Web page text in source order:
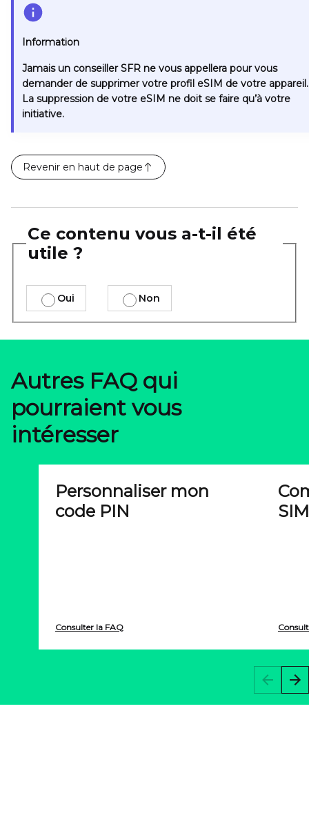
Information
Jamais un conseiller SFR ne vous appellera pour vous
demander de supprimer votre profil eSIM de votre appareil.
La suppression de votre eSIM ne doit se faire qu’à votre
initiative.
Revenir en haut de page
Ce contenu vous a-t-il été
utile ?
Oui Non
Autres FAQ qui
pourraient vous
intéresser
Personnaliser mon
code PIN
Consulter la FAQ